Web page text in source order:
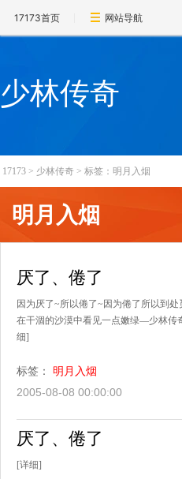
17173首页 网站导航
少林传奇
17173 > 少林传奇 > 标签：明月入烟
明月入烟
厌了、倦了
因为厌了~所以倦了~因为倦了所以到
在干涸的沙漠中看见一点嫩绿―少林传
细]
标签： 明月入烟
2005-08-08 00:00:00
厌了、倦了
[详细]